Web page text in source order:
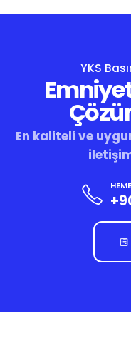
YKS
En kaliteli ve